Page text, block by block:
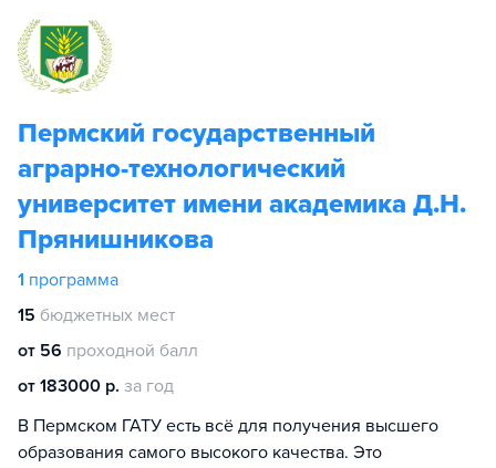
Пермский государственный
аграрно-технологический
университет имени академика Д.Н.
Прянишникова
1 программа
15 бюджетных мест
от 56 проходной балл
от 183000 р. за год
В Пермском ГАТУ есть всё для получения высшего
образования самого высокого качества. Это